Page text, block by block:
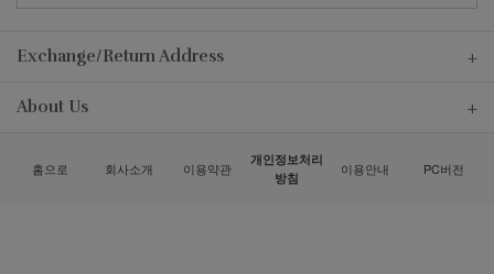
Exchange/Return Address
About Us
홈으로 회사소개 이용약관
개인정보처리
방침
이용안내 PC버전